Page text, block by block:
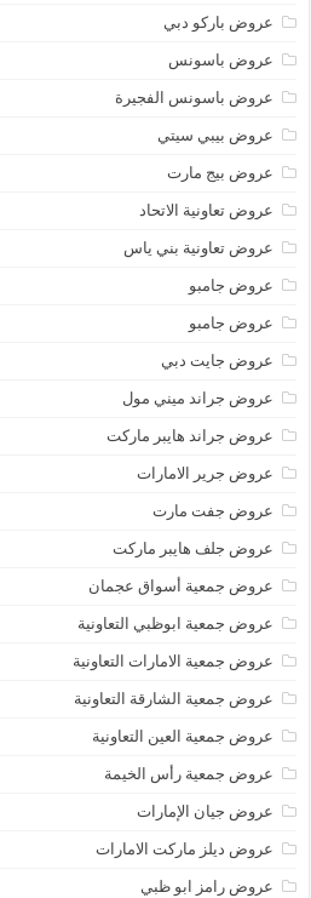
عروض باركو دبي
عروض باسونس
عروض باسونس الفجيرة
عروض بيبي سيتي
عروض بيج مارت
عروض تعاونية الاتحاد
عروض تعاونية بني ياس
عروض جامبو
عروض جامبو
عروض جايت دبي
عروض جراند ميني مول
عروض جراند هايبر ماركت
عروض جرير الامارات
عروض جفت مارت
عروض جلف هايبر ماركت
عروض جمعية أسواق عجمان
عروض جمعية ابوظبي التعاونية
عروض جمعية الامارات التعاونية
عروض جمعية الشارقة التعاونية
عروض جمعية العين التعاونية
عروض جمعية رأس الخيمة
عروض جيان الإمارات
عروض ديلز ماركت الامارات
عروض رامز ابو ظبي